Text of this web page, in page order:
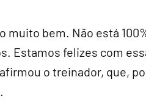
muito bem. Não está
Estamos felizes com
o treinador, que,